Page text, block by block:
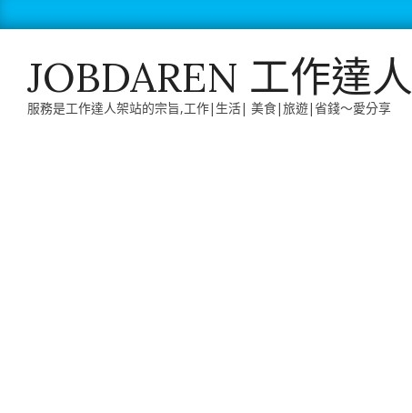
to
JOBDAREN 工作達人
服務是工作達人架站的宗旨,工作|生活| 美食|旅遊|省錢～愛分享